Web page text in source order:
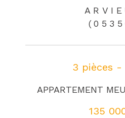
3 pièces -
APPARTEMENT
135